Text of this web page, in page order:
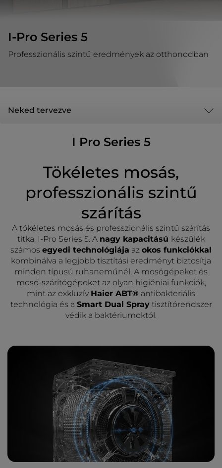
I-Pro Series 5
Professzionális szintű eredmények az otthonodban
Neked tervezve
I Pro Series 5
Tökéletes mosás,
professzionális szintű
szárítás
A tökéletes mosás és professzionális szintű szárítás
titka: I-Pro Series 5. A nagy kapacitású készülék
számos egyedi technológiája az okos funkciókkal
kombinálva a legjobb tisztítási eredményt biztosítja
minden típusú ruhaneműnél. A mosógépeket és
mosó-szárítógépeket az olyan higiéniai funkciók,
mint az exkluzív Haier ABT® antibakteriális
technológia és a Smart Dual Spraytisztítórendszer
védik a baktériumoktól.